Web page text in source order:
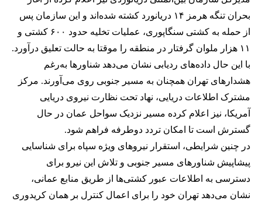
بحران تنگه هرمز ۱۴ دریانورد کشته شده‌اند و این سازمان پس
از حمله به کشتی سنگاپوری، عملیات تخلیه حدود ۶۰۰ کشتی و
۱۱ هزار ملوان گرفتار در منطقه را موقتا به حالت تعلیق درآورد.
با این حال داده‌های ردیابی نشان می‌دهد شناورها به‌رغم
هشدارهای تهران همچنان به مسیر جنوبی روی می‌آورند. مرکز
مشترک اطلاعات دریایی، نهاد تحت نظارت نیروی دریایی
آمریکا، نیز اعلام کرده مسیر نزدیک سواحل عمان در حال
گسترش است تا امکان تردد دوطرفه فراهم شود.
در چنین شرایطی، استقرار نیروهای ویژه سپاه برای شناسایی
پیشاپیش شناورهای مسیر جنوبی و تلاش این نیرو برای
دسترسی به اطلاعات عبور کشتی‌ها از طریق منابع عمانی،
نشان می‌دهد تهران خود را برای اعمال کنترل بر همان کریدوری